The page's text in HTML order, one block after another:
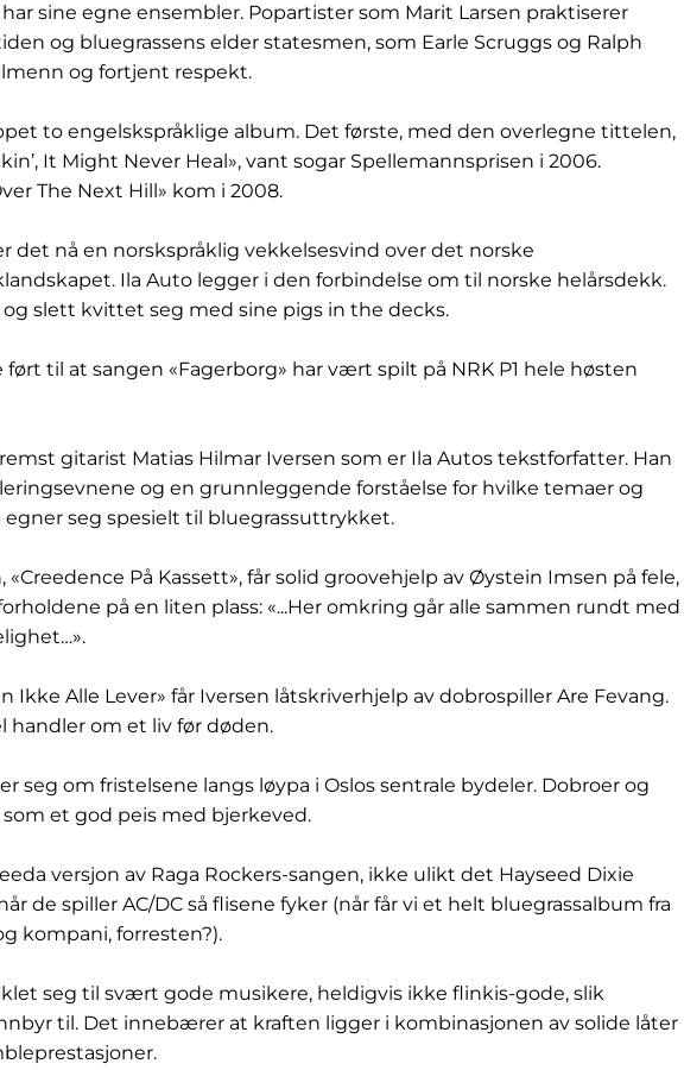
sine egne ensembler. Popartister som Marit Larsen praktiserer
og bluegrassens elder statesmen, som Earle Scruggs og Ralph
og fortjent respekt.
to engelskspråklige album. Det første, med den overlegne tittelen,
It Might Never Heal», vant sogar Spellemannsprisen i 2006.
The Next Hill» kom i 2008.
det nå en norskspråklig vekkelsesvind over det norske
Ila Auto legger i den forbindelse om til norske helårsdekk.
slett kvittet seg med sine pigs in the decks.
ført til at sangen «Fagerborg» har vært spilt på NRK P1 hele høsten
gitarist Matias Hilmar Iversen som er Ila Autos tekstforfatter. Han
og en grunnleggende forståelse for hvilke temaer og
egner seg spesielt til bluegrassuttrykket.
«Creedence På Kassett», får solid groovehjelp av Øystein Imsen på fele,
på en liten plass: «...Her omkring går alle sammen rundt med
Ikke Alle Lever» får Iversen låtskriverhjelp av dobrospiller Are Fevang.
handler om et liv før døden.
seg om fristelsene langs løypa i Oslos sentrale bydeler. Dobroer og
som et god peis med bjerkeved.
versjon av Raga Rockers-sangen, ikke ulikt det Hayseed Dixie
de spiller AC/DC så flisene fyker (når får vi et helt bluegrassalbum fra
kompani, forresten?).
seg til svært gode musikere, heldigvis ikke flinkis-gode, slik
til. Det innebærer at kraften ligger i kombinasjonen av solide låter